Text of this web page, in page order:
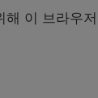
해 이 브라우